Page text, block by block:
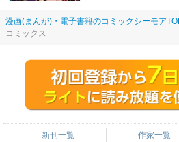
漫画(まんが)・電子書籍のコミックシーモア
コミックス
新刊一覧 作家一覧